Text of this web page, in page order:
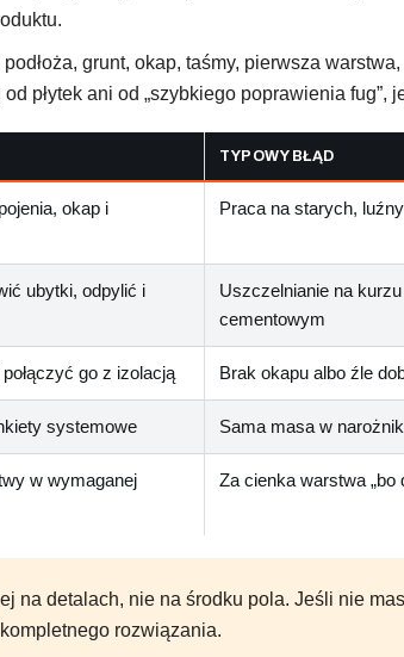
grunt, okap, taśmy, pierwsza
płytek ani od „szybkiego poprawienia fug”,
TYPOWY BŁĄD
okap i
Praca na starych,
ubytki, odpylić i
Uszczelnianie na
cementowym
go z izolacją Brak okapu albo źle
systemowe Sama masa w
w wymaganej
Za cienka warstwa „bo
na detalach, nie na środku pola. Jeśli nie
rozwiązania.